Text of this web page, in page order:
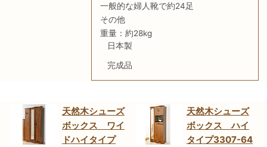
一般的な婦人靴で約24足
その他
重量：約28kg
日本製
完成品
天然木シューズ
ボックス ワイ
ドハイタイプ
天然木シューズ
ボックス ハイ
タイプ3307-64